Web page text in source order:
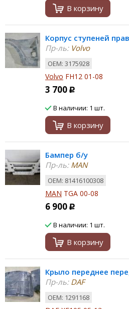
В корзину
Корпус ступеней
Пр-ль:Volvo
ОЕМ: 3175928
Volvo FH12 01-08
3 700 Р
В наличии: 1 шт.
В корзину
Бампер б/у
Пр-ль:MAN
ОЕМ: 81416100308
MAN TGA 00-08
6 900 Р
В наличии: 1 шт.
В корзину
Крыло переднее
Пр-ль:DAF
ОЕМ: 1291168